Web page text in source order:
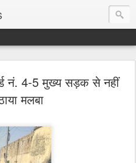
नं. 4-5 मुख्य सड़क से नहीं
मलबा